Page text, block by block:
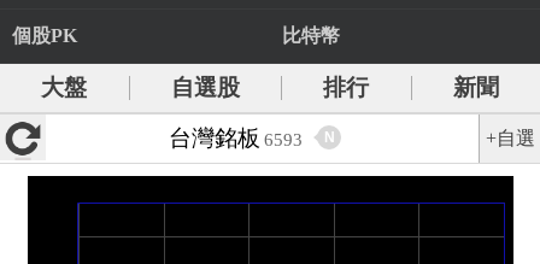
個股PK 比特幣
大盤 自選股 排行
新聞
台灣銘板 6593 N +自選